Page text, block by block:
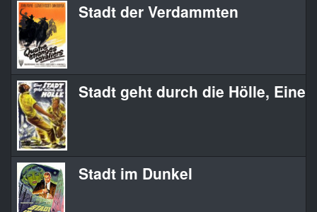
Stadt der Verdammten
Stadt geht durch die Hölle, Eine
Stadt im Dunkel